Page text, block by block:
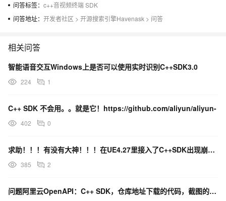
问答标签： c++音视频终端 SDK
问答地址： 开发者社区 > 开源搜索引擎Havenask > 问答
相关问答
智能语音交互Windows上是否可以使用实时识别C++SDK3.0
224 1
C++ SDK 不会用。。就是它！https://github.com/aliyun/aliyun-
402 0
求助！！！有没有大神！！！在UE4.27里接入了C++SDK出现崩溃！！！
385 2
问题阿里云OpenAPI：C++ SDK，仓库地址下载的代码，截图的这几个头文件不知道去哪里下？